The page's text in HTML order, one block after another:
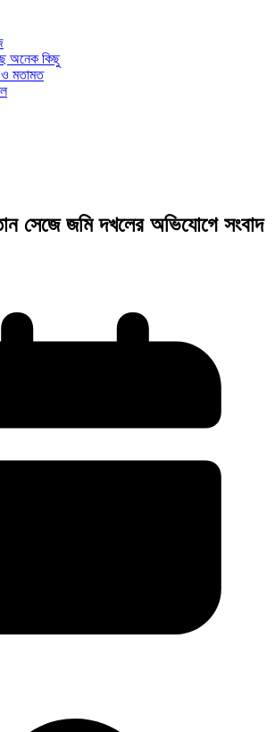
অনেক কিছু
ও মতামত
সেজে জমি দখলের অভিযোগে সংবাদ